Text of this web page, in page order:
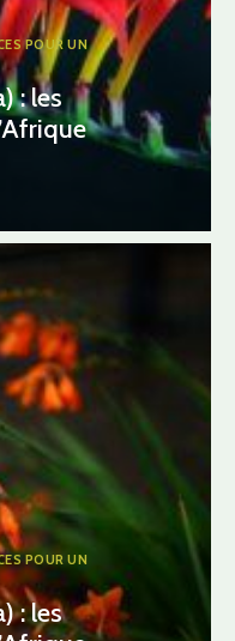
POUR UN
: les
POUR UN
: les